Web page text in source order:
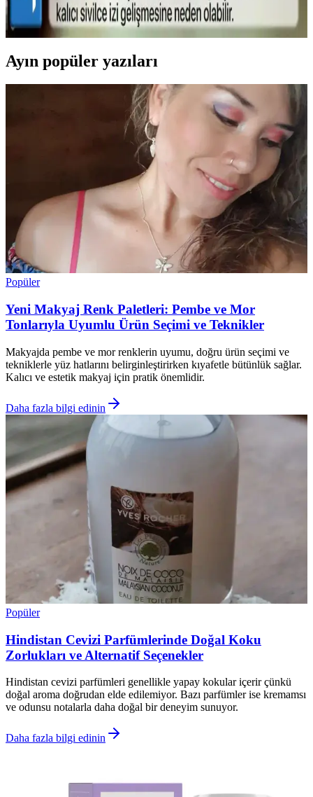
Sivilce tedavisinde doğal ve medikal yöntemleri, dikkat edilmesi
gerekenleri ve cilt sağlığını koruma yollarını öğrenin.
Ayın popüler yazıları
Popüler
Yeni Makyaj Renk Paletleri: Pembe ve Mor
Tonlarıyla Uyumlu Ürün Seçimi ve Teknikler
Makyajda pembe ve mor renklerin uyumu, doğru ürün seçimi ve
tekniklerle yüz hatlarını belirginleştirirken kıyafetle bütünlük sağlar.
Kalıcı ve estetik makyaj için pratik önemlidir.
Daha fazla bilgi edinin
Popüler
Hindistan Cevizi Parfümlerinde Doğal Koku
Zorlukları ve Alternatif Seçenekler
Hindistan cevizi parfümleri genellikle yapay kokular içerir çünkü
doğal aroma doğrudan elde edilemiyor. Bazı parfümler ise kremamsı
ve odunsu notalarla daha doğal bir deneyim sunuyor.
Daha fazla bilgi edinin